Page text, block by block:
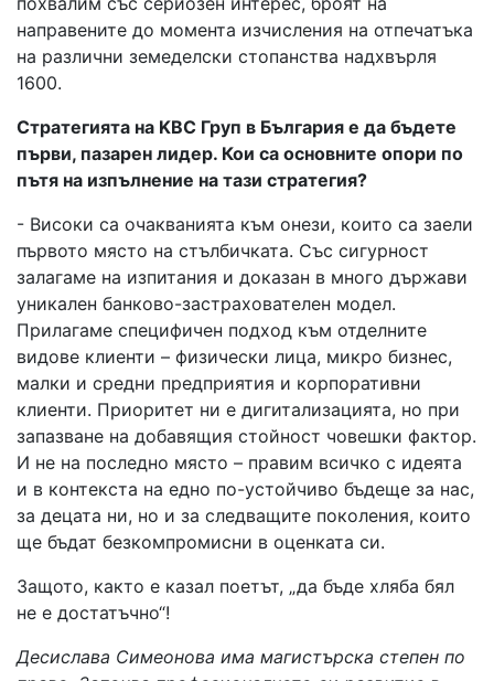
направените до момента изчисления на отпечатъка
на различни земеделски стопанства надхвърля
1600.
Стратегията на KBC Груп в България е да бъдете
първи, пазарен лидер. Кои са основните опори по
пътя на изпълнение на тази стратегия?
- Високи са очакванията към онези, които са заели
първото място на стълбичката. Със сигурност
залагаме на изпитания и доказан в много държави
уникален банково-застрахователен модел.
Прилагаме специфичен подход към отделните
видове клиенти – физически лица, микро бизнес,
малки и средни предприятия и корпоративни
клиенти. Приоритет ни е дигитализацията, но при
запазване на добавящия стойност човешки фактор.
И не на последно място – правим всичко с идеята
и в контекста на едно по-устойчиво бъдеще за нас,
за децата ни, но и за следващите поколения, които
ще бъдат безкомпромисни в оценката си.
Защото, както е казал поетът, „да бъде хляба бял
не е достатъчно“!
Десислава Симеонова има магистърска степен по